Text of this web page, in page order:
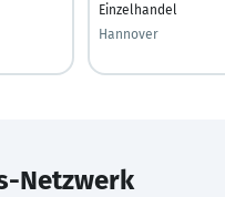
Einzelhandel
Hannover
Netzwerk